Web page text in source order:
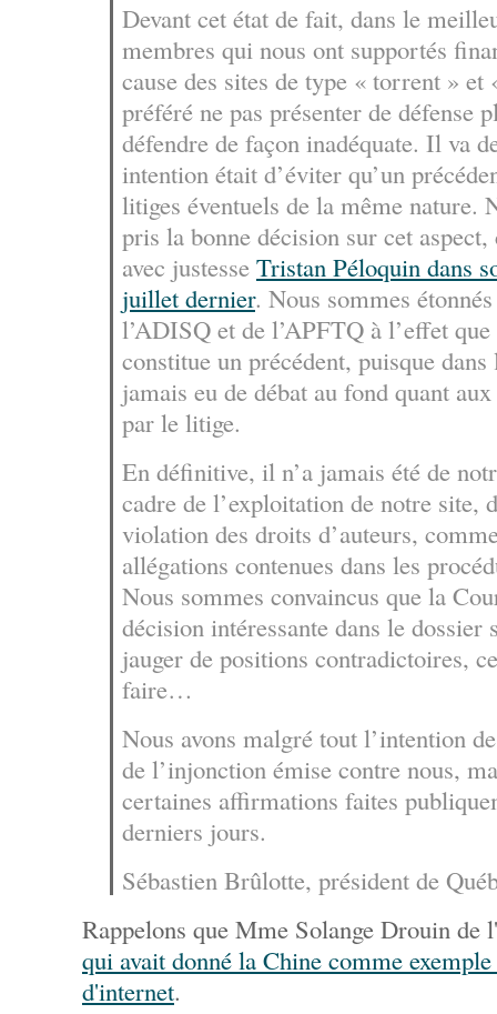
Devant cet état de fait, dans le
membres qui nous ont supportés
cause des sites de type « torrent » et
préféré ne pas présenter de défense
défendre de façon inadéquate. Il va
intention était d’éviter qu’un
litiges éventuels de la même nature.
pris la bonne décision sur cet
avec justesse Tristan Péloquin dans
juillet dernier. Nous sommes
l’ADISQ et de l’APFTQ à l’effet
constitue un précédent, puisque
jamais eu de débat au fond quant
par le litige.
En définitive, il n’a jamais été de
cadre de l’exploitation de notre site,
violation des droits d’auteurs,
allégations contenues dans les
Nous sommes convaincus que la
décision intéressante dans le dossier
jauger de positions contradictoires,
faire…
Nous avons malgré tout l’intention
de l’injonction émise contre nous,
certaines affirmations faites
derniers jours.
Sébastien Brûlotte, président de
Rappelons que Mme Solange Drouin
qui avait donné la Chine comme
d'internet.